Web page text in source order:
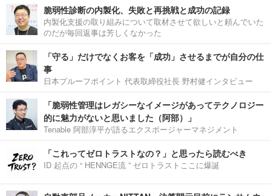
脆弱性診断の内製化、失敗と再挑戦と成功の記録
内製化支援の取り組みについて取材させて欲しいと頼んでいた
のだが毎回返事は芳しくなかった
「守る」だけでなくお客を「成功」させるまでが自分の仕
事
日本プルーフポイント 代表取締役社長 野村健インタビュー
「脆弱性管理はレガシーなイメージがあってテクノロジー
的に魅力がないと思いました（阿部）」
Tenable 阿部淳平が語るエクスポージャーマネジメント
「これってゼロトラストなの？」と思ったら読むべき
ID 起点の “ HENNGE流 ” ゼロトラストここに爆誕